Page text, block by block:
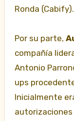
Ronda (Cabify).
Por su parte,
compañía
Antonio
ups
Inicialmente